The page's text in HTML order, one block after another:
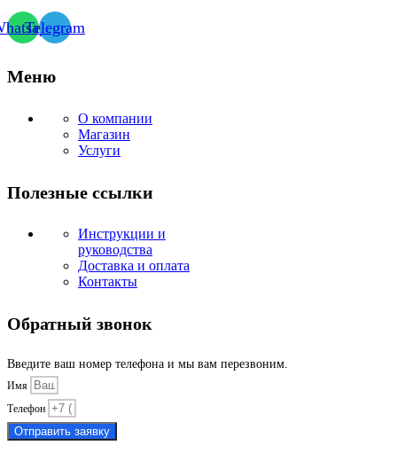
Telegram
Меню
О компании
Магазин
Услуги
Полезные ссылки
Инструкции и
руководства
Доставка и оплата
Контакты
Обратный звонок
Введите ваш номер телефона и мы вам перезвоним.
Имя
Телефон
Отправить заявку